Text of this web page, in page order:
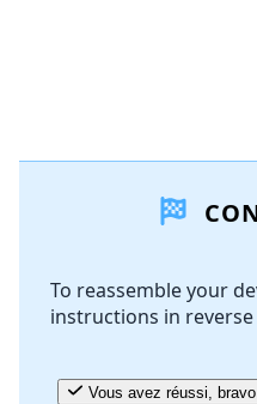
To reassemble your
instructions in reverse
Vous avez réussi,